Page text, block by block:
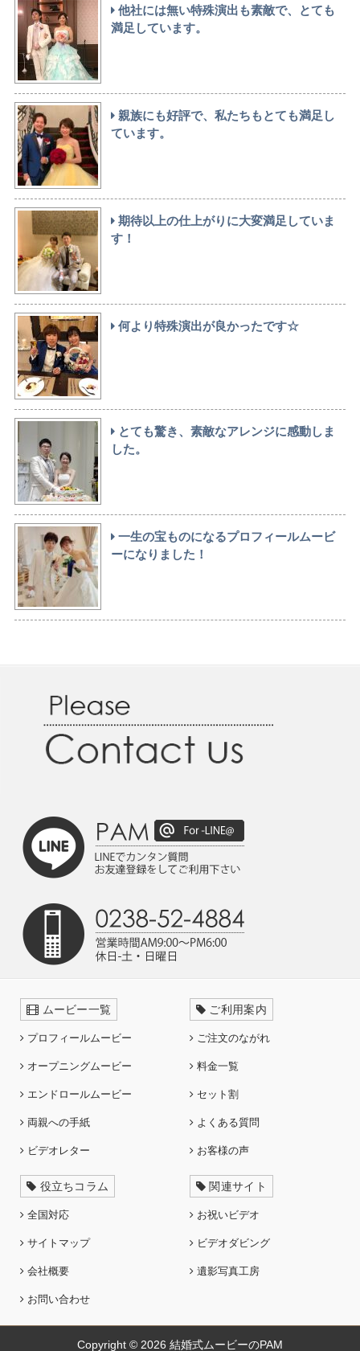
他社には無い特殊演出も素敵で、とても
満足しています。
親族にも好評で、私たちもとても満足し
ています。
期待以上の仕上がりに大変満足していま
す！
何より特殊演出が良かったです☆
とても驚き、素敵なアレンジに感動しま
した。
一生の宝ものになるプロフィールムービ
ーになりました！
ムービー一覧
プロフィールムービー
オープニングムービー
エンドロールムービー
両親への手紙
ビデオレター
ご利用案内
ご注文のながれ
料金一覧
セット割
よくある質問
お客様の声
役立ちコラム
全国対応
サイトマップ
会社概要
お問い合わせ
関連サイト
お祝いビデオ
ビデオダビング
遺影写真工房
Copyright © 2026 結婚式ムービーのPAM